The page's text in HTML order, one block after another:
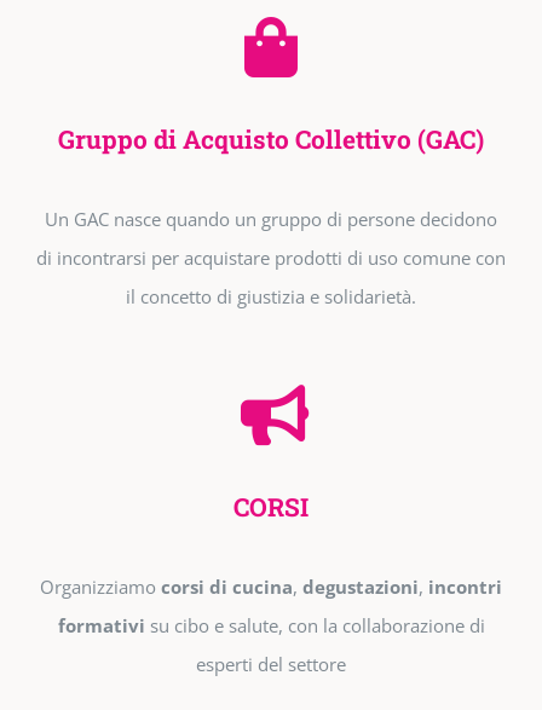
Gruppo di Acquisto Collettivo (GAC)
Un GAC nasce quando un gruppo di persone decidono
di incontrarsi per acquistare prodotti di uso comune con
il concetto di giustizia e solidarietà.
CORSI
Organizziamo corsi di cucina, degustazioni, incontri
formativi su cibo e salute, con la collaborazione di
esperti del settore